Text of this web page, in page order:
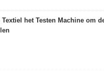
het Testen Machine om